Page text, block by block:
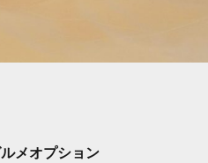
メオプション